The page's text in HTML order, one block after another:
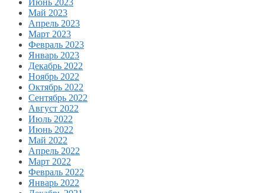
Июнь 2023
Май 2023
Апрель 2023
Март 2023
Февраль 2023
Январь 2023
Декабрь 2022
Ноябрь 2022
Октябрь 2022
Сентябрь 2022
Август 2022
Июль 2022
Июнь 2022
Май 2022
Апрель 2022
Март 2022
Февраль 2022
Январь 2022